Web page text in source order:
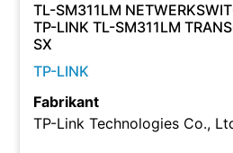
TL-SM311LM
TP-LINK TL-SM311LM
SX
TP-LINK
Fabrikant
TP-Link Technologies Co.,